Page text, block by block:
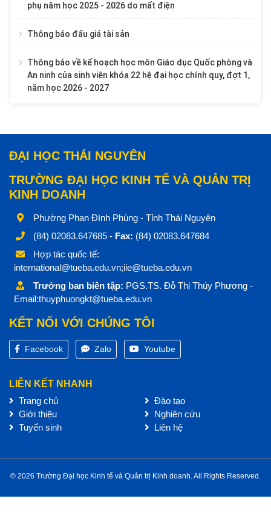
phụ năm học 2025 - 2026 do mất điện
Thông báo đấu giá tài sản
Thông báo về kế hoạch học môn Giáo dục Quốc phòng và
An ninh của sinh viên khóa 22 hệ đại học chính quy, đợt 1,
năm học 2026 - 2027
ĐẠI HỌC THÁI NGUYÊN
TRƯỜNG ĐẠI HỌC KINH TẾ VÀ QUẢN TRỊ
KINH DOANH
Phường Phan Đình Phùng - Tỉnh Thái Nguyên
(84) 02083.647685 - Fax: (84) 02083.647684
Hợp tác quốc tế:
international@tueba.edu.vn;iie@tueba.edu.vn
Trưởng ban biên tập: PGS.TS. Đỗ Thị Thúy Phương -
Email:thuyphuongkt@tueba.edu.vn
KẾT NỐI VỚI CHÚNG TÔI
Facebook Zalo Youtube
LIÊN KẾT NHANH
Trang chủ
Giới thiệu
Tuyển sinh
Đào tạo
Nghiên cứu
Liên hệ
© 2026 Trường Đại học Kinh tế và Quản trị Kinh doanh. All Rights Reserved.